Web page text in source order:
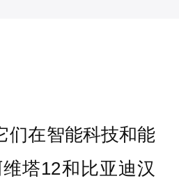
们在智能科技和能
塔12和比亚迪汉